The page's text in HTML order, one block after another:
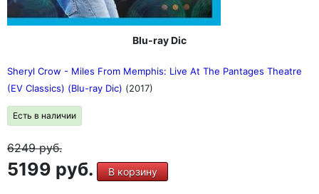
Blu-ray Dic
Sheryl Crow - Miles From Memphis: Live At The Pantages Theatre
(EV Classics) (Blu-ray Dic) (2017)
Есть в наличии
6249руб.
5199 руб. В корзину